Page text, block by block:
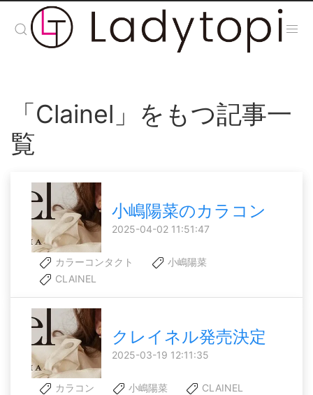
「Clainel」をもつ記事一
覧
小嶋陽菜のカラコン
2025-04-02 11:51:47
カラーコンタクト
小嶋陽菜
CLAINEL
クレイネル発売決定
2025-03-19 12:11:35
カラコン 小嶋陽菜 CLAINEL